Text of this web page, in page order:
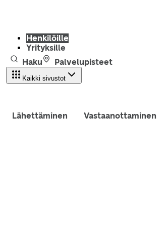
Henkilöille
Yrityksille
Haku
Palvelupisteet
Kaikki sivustot
Lähettäminen Vastaanottaminen